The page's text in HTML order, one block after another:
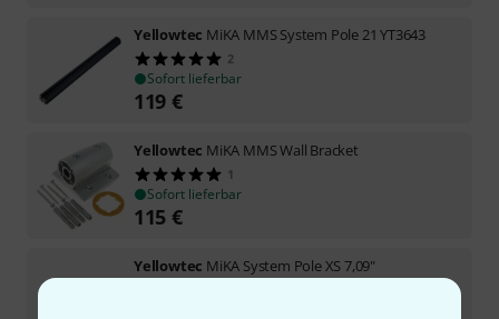
Yellowtec MiKA MMS System Pole 21 YT3643
2
Sofort lieferbar
119 €
Yellowtec MiKA MMS Wall Bracket
1
Sofort lieferbar
115 €
Yellowtec MiKA System Pole XS 7,09"